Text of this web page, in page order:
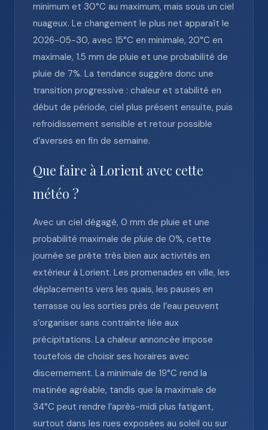
minimum et 30°C au maximum, mais sous un ciel
nuageux. Le changement le plus net apparaît le
2026-05-30, avec 15°C en minimale, 20°C en
maximale, 1.5 mm de pluie et une probabilité de
pluie de 7%. La tendance suggère donc une
transition progressive : chaleur et stabilité en
début de période, ciel plus présent ensuite, puis
refroidissement sensible et retour possible
d’averses en fin de semaine.
Que faire à Lorient avec cette
météo ?
Avec un ciel dégagé, 0 mm de pluie et une
probabilité maximale de pluie de 0%, cette
journée se prête très bien aux activités en
extérieur à Lorient. Les promenades en ville, les
déplacements vers les quais, les pauses en
terrasse ou les sorties près de l’eau peuvent
s’organiser sans contrainte liée aux
précipitations. La chaleur annoncée impose
toutefois de choisir ses horaires avec
discernement. La minimale de 19°C rend la
matinée agréable, tandis que la maximale de
34°C peut rendre l’après-midi plus fatigant,
surtout dans les rues exposées au soleil ou sur